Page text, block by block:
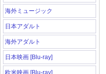
海外ミュージック
日本アダルト
海外アダルト
日本映画 [Blu-ray]
欧米映画 [Blu-ray]